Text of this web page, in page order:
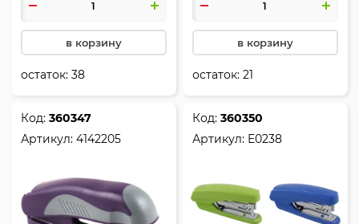
4142520
в корзину
остаток:38
в корзину
остаток:21
Код:360347
Артикул:4142205
Код:360350
Артикул: E0238